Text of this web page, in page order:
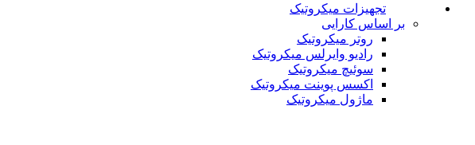
تجهیزات میکروتیک
بر اساس کارایی
روتر میکروتیک
رادیو وایرلس میکروتیک
سوئیچ میکروتیک
اکسس پوینت میکروتیک
ماژول میکروتیک